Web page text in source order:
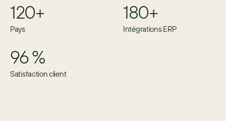
120+
Pays
180+
Intégrations ERP
96 %
Satisfaction client